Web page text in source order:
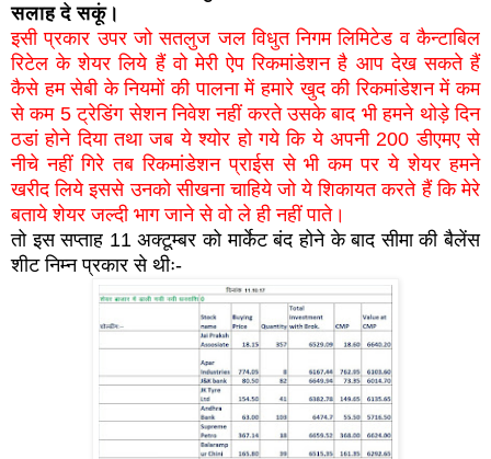
सलाह दे सकूं।
इसी प्रकार उपर जो सतलुज जल विधुत निगम लिमिटेड व कैन्टाबिल
रिटेल के शेयर लिये हैं वो मेरी ऐप रिकमांडेशन है आप देख सकते हैं
कैसे हम सेबी के नियमों की पालना में हमारे खुद की रिकमांडेशन में कम
से कम 5 ट्रेडिंग सेशन निवेश नहीं करते उसके बाद भी हमने थोड़े दिन
ठडां होने दिया तथा जब ये श्योर हो गये कि ये अपनी 200 डीएमए से
नीचे नहीं गिरे तब रिकमांडेशन प्राईस से भी कम पर ये शेयर हमने
खरीद लिये इससे उनको सीखना चाहिये जो ये शिकायत करते हैं कि मेरे
बताये शेयर जल्दी भाग जाने से वो ले ही नहीं पाते।
तो इस सप्ताह 11 अक्टूम्बर को मार्केट बंद होने के बाद सीमा की बैलेंस
शीट निम्न प्रकार से थीः-